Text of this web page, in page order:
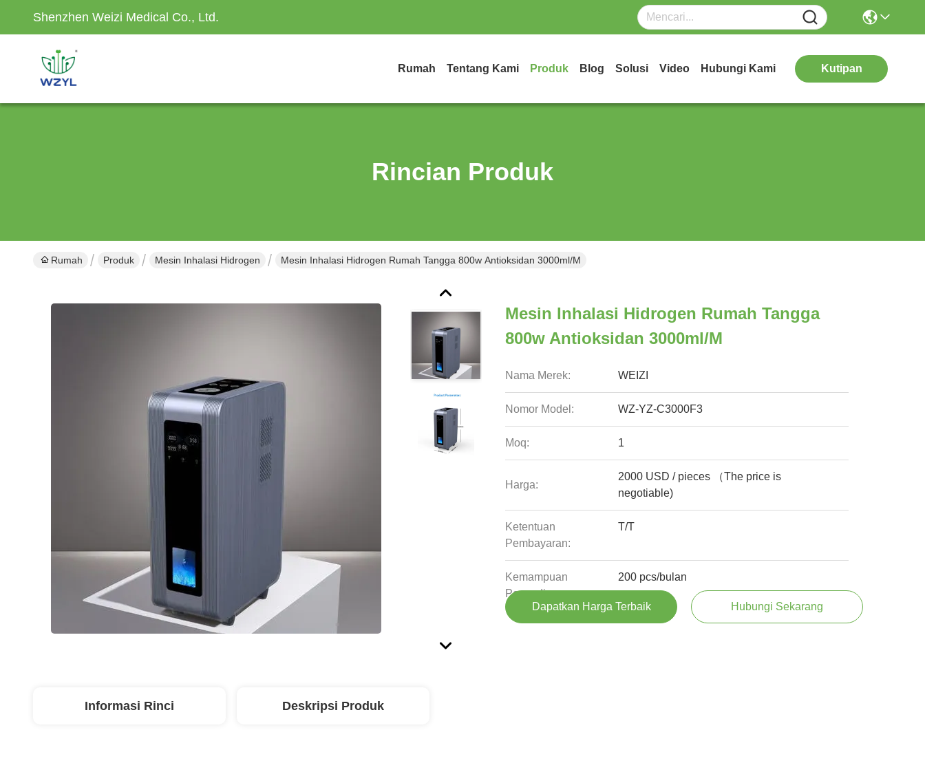
Shenzhen Weizi Medical Co., Ltd.
Rumah Tentang Kami Produk Blog Solusi Video Hubungi Kami Kutipan
Rincian Produk
Rumah Produk Mesin Inhalasi Hidrogen Mesin Inhalasi Hidrogen Rumah Tangga 800w Antioksidan 3000ml/M
Mesin Inhalasi Hidrogen Rumah Tangga
800w Antioksidan 3000ml/M
Nama Merek: WEIZI
Nomor Model: WZ-YZ-C3000F3
Moq: 1
Harga:
2000 USD / pieces （The price is
negotiable)
Ketentuan
Pembayaran:
T/T
Kemampuan
Penyediaan:
200 pcs/bulan
Dapatkan Harga Terbaik Hubungi Sekarang
Informasi Rinci Deskripsi Produk